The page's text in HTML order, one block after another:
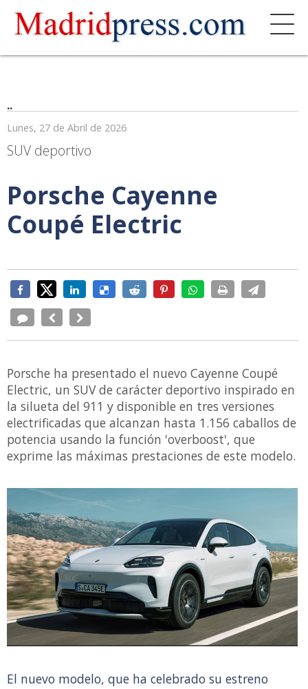
..
Lunes, 27 de Abril de 2026
SUV deportivo
Porsche Cayenne
Coupé Electric
Porsche ha presentado el nuevo Cayenne Coupé
Electric, un SUV de carácter deportivo inspirado en
la silueta del 911 y disponible en tres versiones
electrificadas que alcanzan hasta 1.156 caballos de
potencia usando la función 'overboost', que
exprime las máximas prestaciones de este modelo.
El nuevo modelo, que ha celebrado su estreno